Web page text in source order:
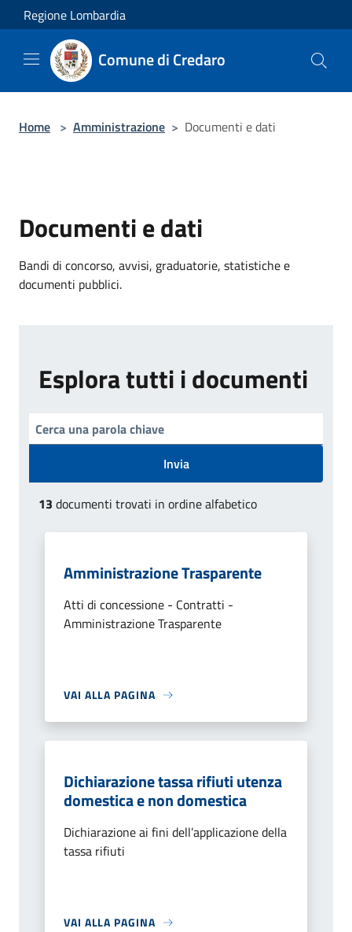
Salta al contenuto principale
Regione Lombardia
Comune di Credaro
Home > Amministrazione > Documenti e dati
Documenti e dati
Bandi di concorso, avvisi, graduatorie, statistiche e
documenti pubblici.
Esplora tutti i documenti
Invia
13 documenti trovati in ordine alfabetico
Amministrazione Trasparente
Atti di concessione - Contratti -
Amministrazione Trasparente
VAI ALLA PAGINA
Dichiarazione tassa rifiuti utenza
domestica e non domestica
Dichiarazione ai fini dell’applicazione della
tassa rifiuti
VAI ALLA PAGINA